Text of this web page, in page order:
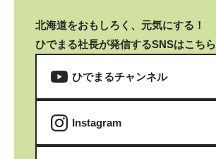
北海道をおもしろく、元気にする！
ひでまる社長が発信するSNSはこちら
ひでまるチャンネル
Instagram